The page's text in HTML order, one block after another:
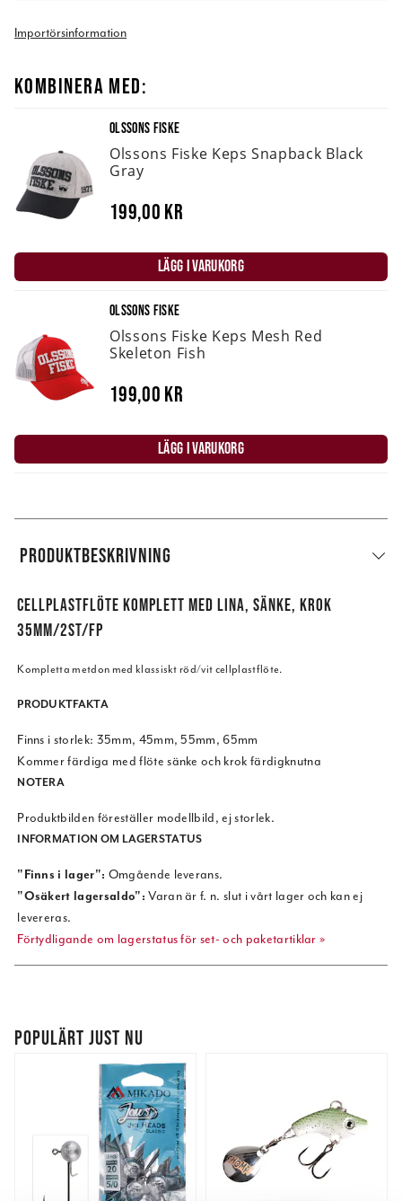
Importörsinformation
KOMBINERA MED:
OLSSONS FISKE
Olssons Fiske Keps Snapback Black
Gray
199,00 kr
LÄGG I VARUKORG
OLSSONS FISKE
Olssons Fiske Keps Mesh Red
Skeleton Fish
199,00 kr
LÄGG I VARUKORG
PRODUKTBESKRIVNING
CELLPLASTFLÖTE KOMPLETT MED LINA, SÄNKE, KROK
35MM/2ST/FP
Kompletta metdon med klassiskt röd/vit cellplastflöte.
PRODUKTFAKTA
Finns i storlek: 35mm, 45mm, 55mm, 65mm
Kommer färdiga med flöte sänke och krok färdigknutna
NOTERA
Produktbilden föreställer modellbild, ej storlek.
INFORMATION OM LAGERSTATUS
"Finns i lager": Omgående leverans.
"Osäkert lagersaldo": Varan är f. n. slut i vårt lager och kan ej
levereras.
Förtydligande om lagerstatus för set- och paketartiklar »
POPULÄRT JUST NU